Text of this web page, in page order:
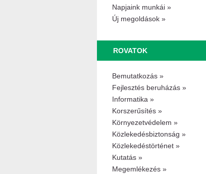
Napjaink munkái »
Új megoldások »
ROVATOK
Bemutatkozás »
Fejlesztés beruházás »
Informatika »
Korszerűsítés »
Környezetvédelem »
Közlekedésbiztonság »
Közlekedéstörténet »
Kutatás »
Megemlékezés »